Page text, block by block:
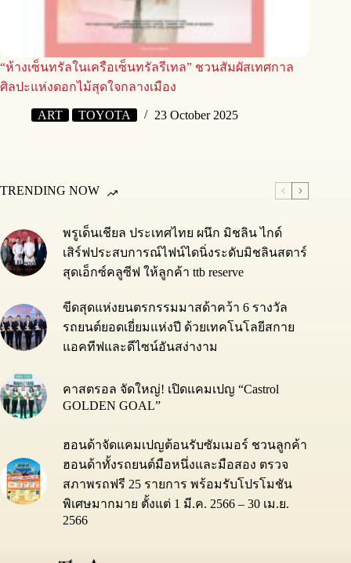
“ห้างเซ็นทรัลในเครือเซ็นทรัลรีเทล” ชวนสัมผัสเทศกาล
ศิลปะแห่งดอกไม้สุดใจกลางเมือง
ART TOYOTA 23 October 2025
TRENDING NOW
พรูเด็นเชียล ประเทศไทย ผนึก มิชลิน ไกด์
เสิร์ฟประสบการณ์ไฟน์ไดนิ่งระดับมิชลินสตาร์
สุดเอ็กซ์คลูซีฟ ให้ลูกค้า ttb reserve
ขีดสุดแห่งยนตรกรรมมาสด้าคว้า 6 รางวัล
รถยนต์ยอดเยี่ยมแห่งปี ด้วยเทคโนโลยีสกาย
แอคทีฟและดีไซน์อันสง่างาม
คาสตรอล จัดใหญ่! เปิดแคมเปญ “Castrol
GOLDEN GOAL”
ฮอนด้าจัดแคมเปญต้อนรับซัมเมอร์ ชวนลูกค้า
ฮอนด้าทั้งรถยนต์มือหนึ่งและมือสอง ตรวจ
สภาพรถฟรี 25 รายการ พร้อมรับโปรโมชัน
พิเศษมากมาย ตั้งแต่ 1 มี.ค. 2566 – 30 เม.ย.
2566